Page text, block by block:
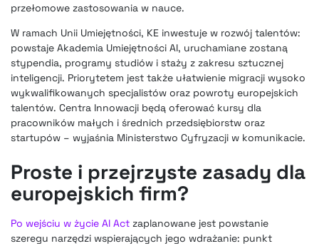
przełomowe zastosowania w nauce.
W ramach Unii Umiejętności, KE inwestuje w rozwój talentów:
powstaje Akademia Umiejętności AI, uruchamiane zostaną
stypendia, programy studiów i staży z zakresu sztucznej
inteligencji. Priorytetem jest także ułatwienie migracji wysoko
wykwalifikowanych specjalistów oraz powroty europejskich
talentów. Centra Innowacji będą oferować kursy dla
pracowników małych i średnich przedsiębiorstw oraz
startupów – wyjaśnia Ministerstwo Cyfryzacji w komunikacie.
Proste i przejrzyste zasady dla
europejskich firm?
Po wejściu w życie AI Act zaplanowane jest powstanie
szeregu narzędzi wspierających jego wdrażanie: punkt